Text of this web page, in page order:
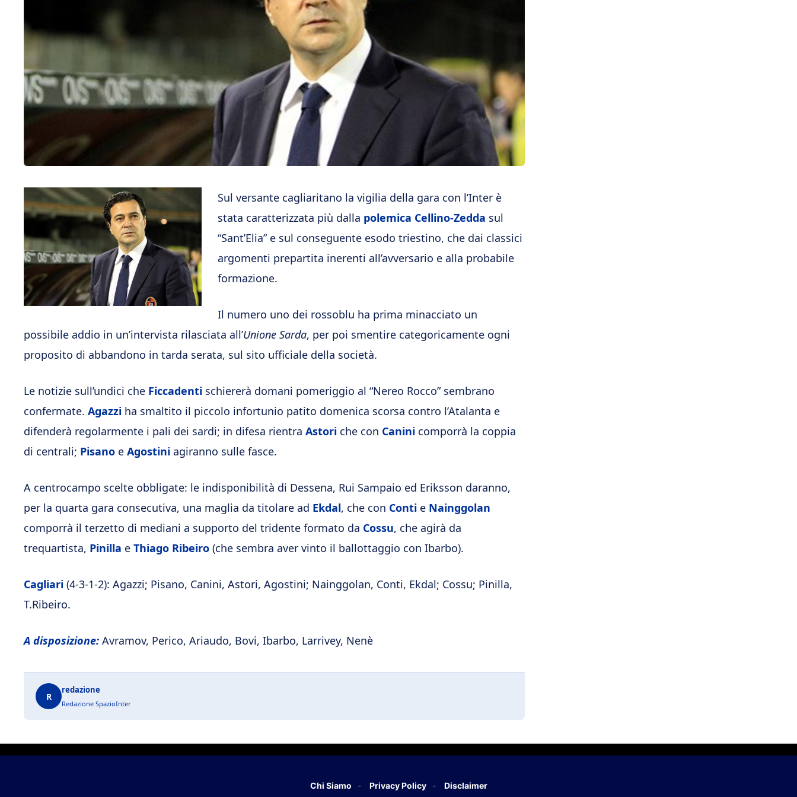
Sul versante cagliaritano la vigilia della gara con l’Inter è
stata caratterizzata più dalla polemica Cellino-Zedda sul
“Sant’Elia” e sul conseguente esodo triestino, che dai classici
argomenti prepartita inerenti all’avversario e alla probabile
formazione.
Il numero uno dei rossoblu ha prima minacciato un
possibile addio in un’intervista rilasciata all’Unione Sarda, per poi smentire categoricamente ogni
proposito di abbandono in tarda serata, sul sito ufficiale della società.
Le notizie sull’undici che Ficcadenti schiererà domani pomeriggio al “Nereo Rocco” sembrano
confermate. Agazzi ha smaltito il piccolo infortunio patito domenica scorsa contro l’Atalanta e
difenderà regolarmente i pali dei sardi; in difesa rientra Astori che con Canini comporrà la coppia
di centrali; Pisano e Agostini agiranno sulle fasce.
A centrocampo scelte obbligate: le indisponibilità di Dessena, Rui Sampaio ed Eriksson daranno,
per la quarta gara consecutiva, una maglia da titolare ad Ekdal, che con Conti e Nainggolan
comporrà il terzetto di mediani a supporto del tridente formato da Cossu, che agirà da
trequartista, Pinilla e Thiago Ribeiro (che sembra aver vinto il ballottaggio con Ibarbo).
Cagliari (4-3-1-2): Agazzi; Pisano, Canini, Astori, Agostini; Nainggolan, Conti, Ekdal; Cossu; Pinilla,
T.Ribeiro.
A disposizione: Avramov, Perico, Ariaudo, Bovi, Ibarbo, Larrivey, Nenè
R
redazione
Redazione SpazioInter
Chi Siamo Privacy Policy Disclaimer